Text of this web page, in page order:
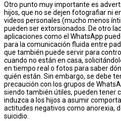
Otro punto muy importante es
hijos, que no se dejen fotografiar ni
videos personales (mucho menos
pueden ser extorsionados. De otro
aplicaciones como el WhatsApp
para la comunicación fluida entre
que también puede servir para
cuando no están en casa,
en tiempo real o fotos para saber
quién están. Sin embargo, se debe
precaución con los grupos de
siendo también útiles, pueden tener
induzca a los hijos a asumir
actitudes negativos como anorexia,
suicidio.